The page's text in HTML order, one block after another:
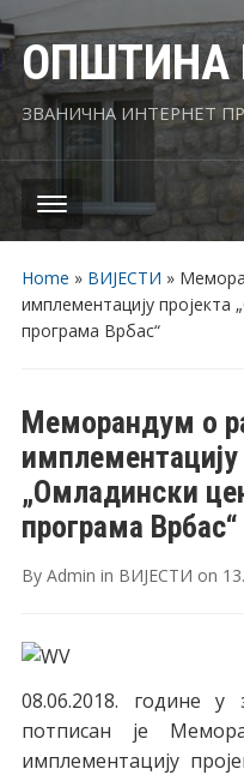
ОПШТИНА
ЗВАНИЧНА ИНТЕРНЕТ
Home » ВИЈЕСТИ »
имплементацију пројекта
програма Врбас“
Меморандум о
имплементацију
„Омладински
програма Врбас“
By Admin in ВИЈЕСТИ on
08.06.2018. године у
потписан је
имплементацију